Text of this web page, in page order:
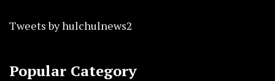
Tweets by hulchulnews2
Popular Category